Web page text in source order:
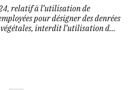
relatif à l’utilisation de
pour désigner des denrées
interdit l’utilisation d...